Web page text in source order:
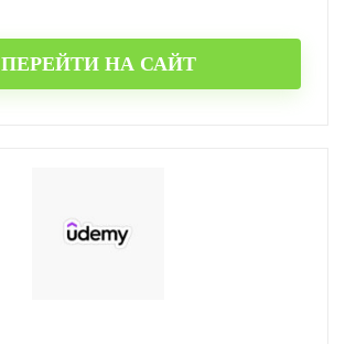
ПЕРЕЙТИ НА САЙТ